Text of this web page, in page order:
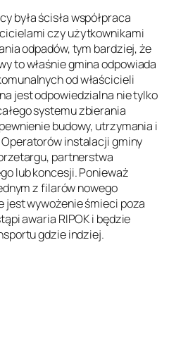
była ścisła współpraca
czy użytkownikami
odpadów, tym bardziej, że
to właśnie gmina odpowiada
od właścicieli
jest odpowiedzialna nie tylko
systemu zbierania
budowy, utrzymania i
Operatorów instalacji gminy
partnerstwa
lub koncesji. Ponieważ
z filarów nowego
jest wywożenie śmieci poza
awaria RIPOK i będzie
gdzie indziej.